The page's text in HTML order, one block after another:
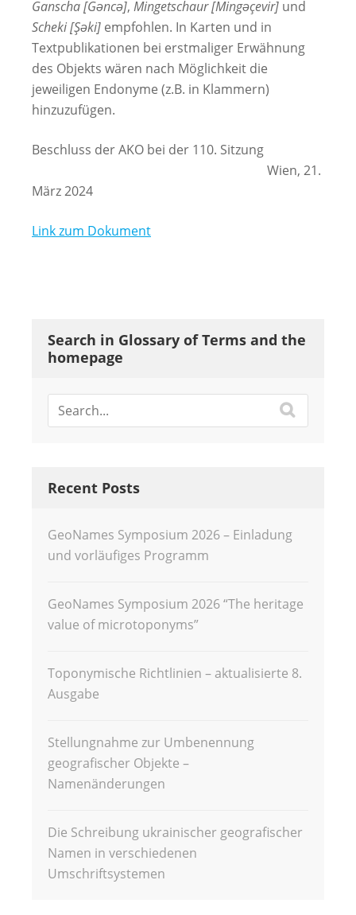
Ganscha [Gəncə], Mingetschaur [Mingəçevir] und
Scheki [Şəki] empfohlen. In Karten und in
Textpublikationen bei erstmaliger Erwähnung
des Objekts wären nach Möglichkeit die
jeweiligen Endonyme (z.B. in Klammern)
hinzuzufügen.
Beschluss der AKO bei der 110. Sitzung
Wien, 21.
März 2024
Link zum Dokument
Search in Glossary of Terms and the
homepage
Recent Posts
GeoNames Symposium 2026 – Einladung
und vorläufiges Programm
GeoNames Symposium 2026 “The heritage
value of microtoponyms”
Toponymische Richtlinien – aktualisierte 8.
Ausgabe
Stellungnahme zur Umbenennung
geografischer Objekte –
Namenänderungen
Die Schreibung ukrainischer geografischer
Namen in verschiedenen
Umschriftsystemen